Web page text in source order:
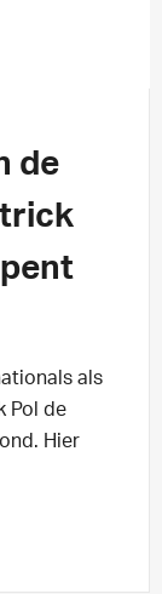
de
als
Pol de
Hier